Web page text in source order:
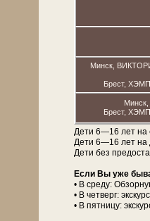
Минск,
Брест,
Брест,
Дети 6—16 лет на
Дети 6—16 лет
Дети без
Если Вы уже
• В среду:
• В четверг:
• В пятницу: